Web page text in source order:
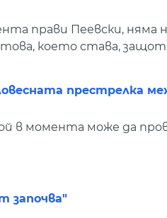
прави Пеевски, няма
това, което става,
престрелка
в момента може да
започва"